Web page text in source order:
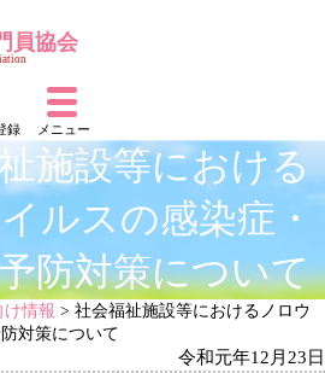
員協会
録 メニュー
施設等における
ルスの感染症・
防対策について
け情報 > 社会福祉施設等におけるノロウ
対策について
令和元年12月23日